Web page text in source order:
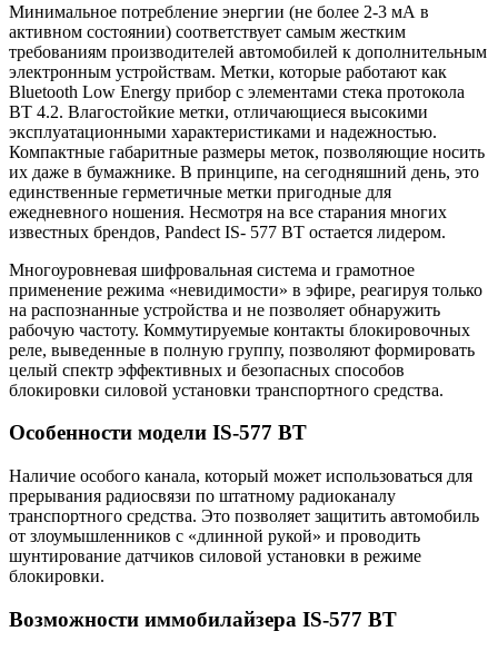
Минимальное потребление энергии (не более 2-3 мА в
активном состоянии) соответствует самым жестким
требованиям производителей автомобилей к дополнительным
электронным устройствам. Метки, которые работают как
Bluetooth Low Energy прибор с элементами стека протокола
ВТ 4.2. Влагостойкие метки, отличающиеся высокими
эксплуатационными характеристиками и надежностью.
Компактные габаритные размеры меток, позволяющие носить
их даже в бумажнике. В принципе, на сегодняшний день, это
единственные герметичные метки пригодные для
ежедневного ношения. Несмотря на все старания многих
известных брендов, Pandect IS- 577 BT остается лидером.
Многоуровневая шифровальная система и грамотное
применение режима «невидимости» в эфире, реагируя только
на распознанные устройства и не позволяет обнаружить
рабочую частоту. Коммутируемые контакты блокировочных
реле, выведенные в полную группу, позволяют формировать
целый спектр эффективных и безопасных способов
блокировки силовой установки транспортного средства.
Особенности модели IS-577 BT
Наличие особого канала, который может использоваться для
прерывания радиосвязи по штатному радиоканалу
транспортного средства. Это позволяет защитить автомобиль
от злоумышленников с «длинной рукой» и проводить
шунтирование датчиков силовой установки в режиме
блокировки.
Возможности иммобилайзера IS-577 BT